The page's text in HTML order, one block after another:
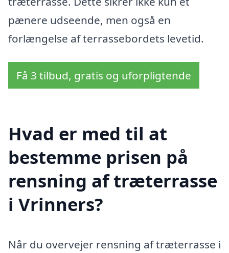
pænere udseende, men også en
forlængelse af terrassebordets levetid.
Få 3 tilbud, gratis og uforpligtende
Hvad er med til at
bestemme prisen på
rensning af træterrasse
i Vrinners?
Når du overvejer rensning af træterrasse i